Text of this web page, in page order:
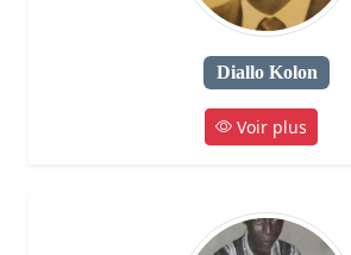
Diallo Kolon
Voir plus